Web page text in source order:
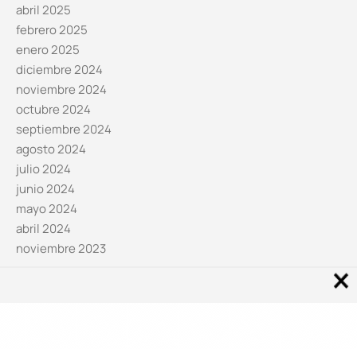
abril 2025
febrero 2025
enero 2025
diciembre 2024
noviembre 2024
octubre 2024
septiembre 2024
agosto 2024
julio 2024
junio 2024
mayo 2024
abril 2024
noviembre 2023